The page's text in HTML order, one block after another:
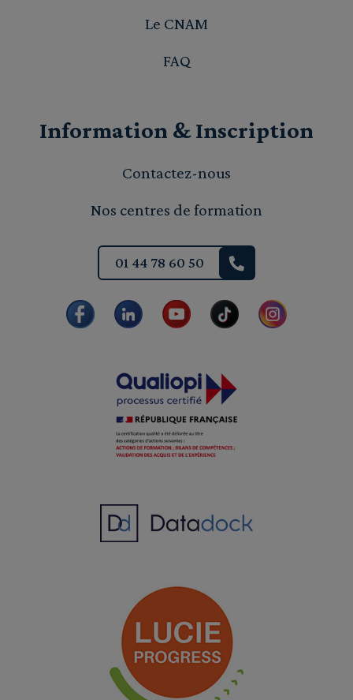
Le CNAM
FAQ
Information & Inscription
Contactez-nous
Nos centres de formation
01 44 78 60 50